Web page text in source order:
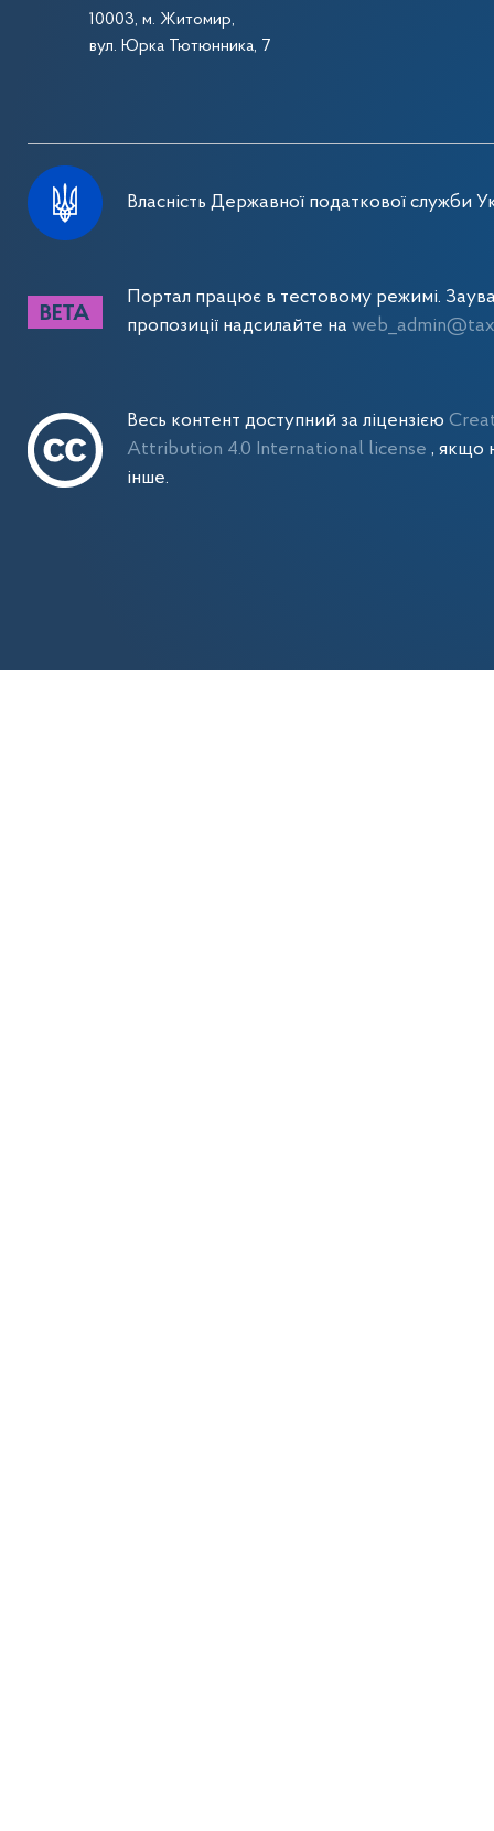
10003, м. Житомир,
вул. Юрка Тютюнника, 7
Власність Державної податкової служби
Портал працює в тестовому режимі.
пропозиції надсилайте на
Весь контент доступний за ліцензією
Attribution 4.0 International license , якщо
інше.